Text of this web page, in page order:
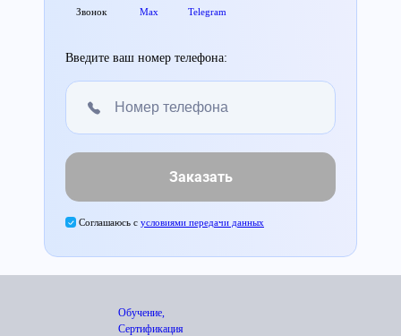
Звонок Max Telegram
Введите ваш номер телефона:
Заказать
Соглашаюсь с условиями передачи данных
Обучение,
Сертификация